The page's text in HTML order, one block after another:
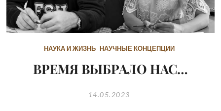
НАУКА И ЖИЗНЬ НАУЧНЫЕ КОНЦЕПЦИИ
ВРЕМЯ ВЫБРАЛО НАС…
14.05.2023